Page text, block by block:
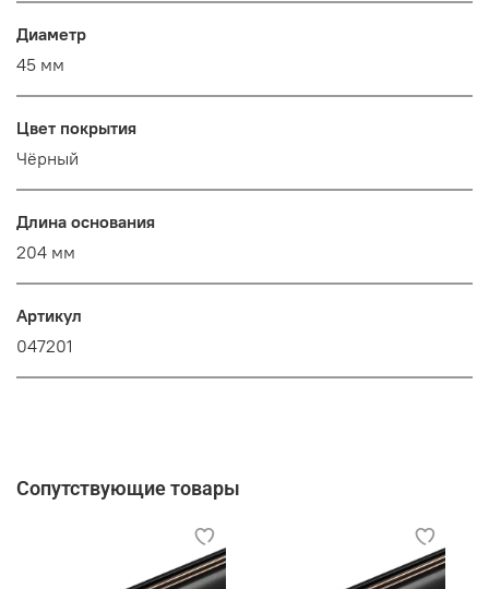
Диаметр
45 мм
Цвет покрытия
Чёрный
Длина основания
204 мм
Артикул
047201
Сопутствующие товары